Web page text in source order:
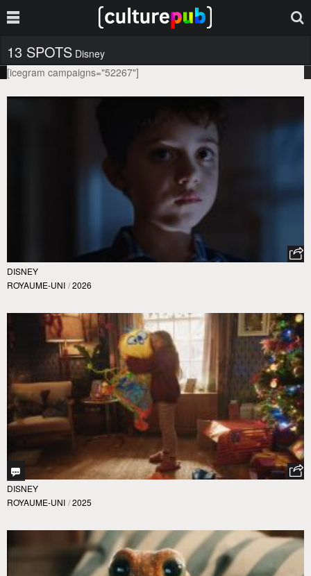
13 SPOTS Disney
[icegram campaigns="52267"]
DISNEY
ROYAUME-UNI / 2026
DISNEY
ROYAUME-UNI / 2025